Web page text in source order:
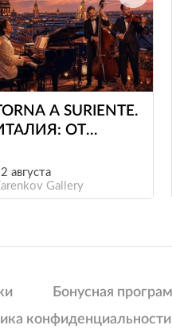
е
A SURIENTE.
ОТ
ДО
августа
Gallery
Бонусная
конфиденциальности